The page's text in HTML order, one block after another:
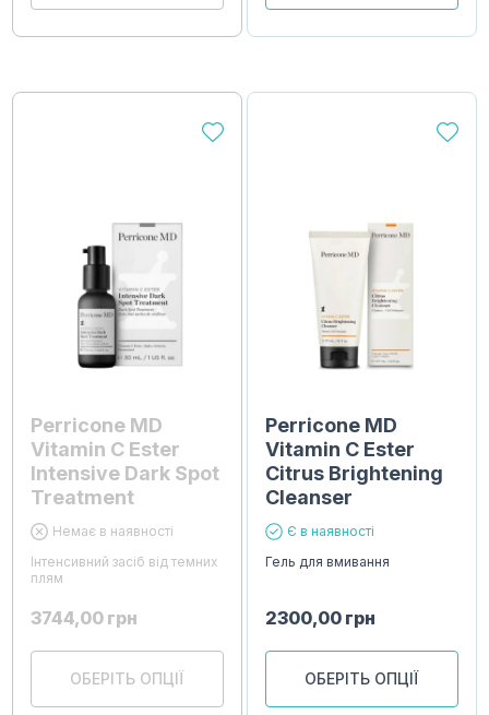
Perricone MD
Vitamin C Ester
Intensive Dark Spot
Treatment
Немає в наявності
Інтенсивний засіб від темних
плям
3744,00 грн
ОБЕРІТЬ ОПЦІЇ
Perricone MD
Vitamin C Ester
Citrus Brightening
Cleanser
Є в наявності
Гель для вмивання
2300,00 грн
ОБЕРІТЬ ОПЦІЇ